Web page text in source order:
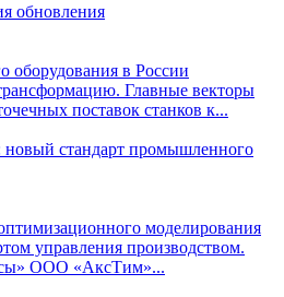
обновления
в России
Главные векторы
поставок станков к...
стандарт промышленного
моделирования
управления производством.
ООО «АксТим»...